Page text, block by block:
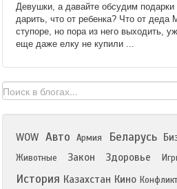
Девушки, а давайте обсудим
дарить, что от ребенка? Что от деда
ступоре, но пора из него выходить,
еще даже елку не купили ...
WOW Авто Армия Беларусь
Животные
Закон Здоровье
История Казахстан Кино